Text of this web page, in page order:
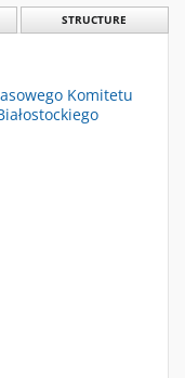
STRUCTURE
Komitetu